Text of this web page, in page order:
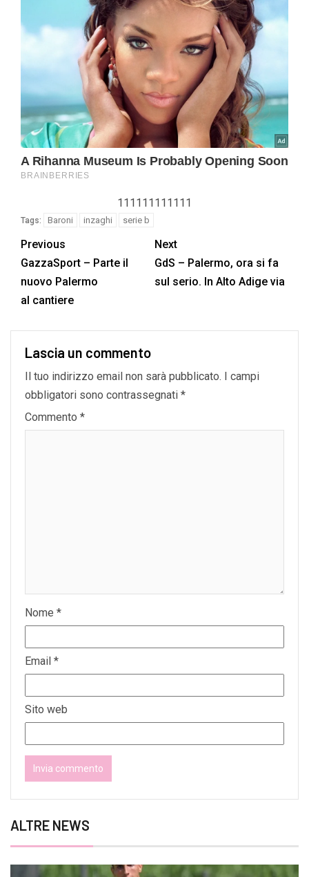
111111111111
Tags: Baroni inzaghi serie b
Previous
GazzaSport – Parte il
nuovo Palermo
Next
GdS – Palermo, ora si fa
sul serio. In Alto Adige via
al cantiere
Lascia un commento
Il tuo indirizzo email non sarà pubblicato. I campi
obbligatori sono contrassegnati *
Commento *
Nome *
Email *
Sito web
ALTRE NEWS